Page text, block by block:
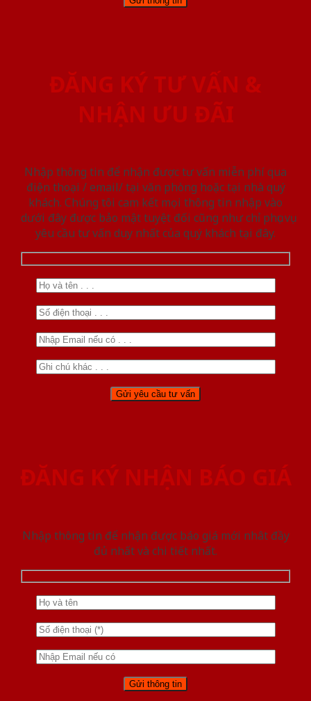
ĐĂNG KÝ TƯ VẤN &
NHẬN ƯU ĐÃI
Nhập thông tin để nhận được tư vấn miễn phí qua
điện thoại / email/ tại văn phòng hoặc tại nhà quý
khách. Chúng tôi cam kết mọi thông tin nhập vào
dưới đây được bảo mật tuyệt đối cũng như chỉ phục vụ
yêu cầu tư vấn duy nhất của quý khách tại đây.
ĐĂNG KÝ NHẬN BÁO GIÁ
Nhập thông tin để nhận được báo giá mới nhât đầy
đủ nhất và chi tiết nhất.